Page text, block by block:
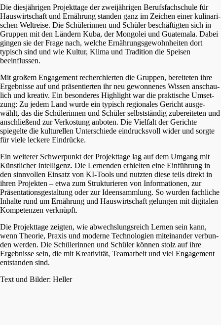
Die diesjäh­ri­gen Projekt­ta­ge der zweijäh­ri­gen Berufs­fach­schu­le für
Hauswirt­schaft und Ernäh­rung standen ganz im Zeichen einer kulina­ri­
schen Weltrei­se. Die Schüle­rin­nen und Schüler beschäf­tig­ten sich in
Gruppen mit den Ländern Kuba, der Mongo­lei und Guate­ma­la. Dabei
gingen sie der Frage nach, welche Ernäh­rungs­ge­wohn­hei­ten dort
typisch sind und wie Kultur, Klima und Tradi­ti­on die Speisen
beeinflussen.
Mit großem Engage­ment recher­chier­ten die Gruppen, berei­te­ten ihre
Ergeb­nis­se auf und präsen­tier­ten ihr neu gewon­ne­nes Wissen anschau­
lich und kreativ. Ein beson­de­res Highlight war die prakti­sche Umset­
zung: Zu jedem Land wurde ein typisch regio­na­les Gericht ausge­
wählt, das die Schüle­rin­nen und Schüler selbst­stän­dig zuberei­te­ten und
anschlie­ßend zur Verkos­tung anboten. Die Vielfalt der Gerich­te
spiegel­te die kultu­rel­len Unter­schie­de eindrucks­voll wider und sorgte
für viele lecke­re Eindrücke.
Ein weite­rer Schwer­punkt der Projekt­ta­ge lag auf dem Umgang mit
Künst­li­cher Intel­li­genz. Die Lernen­den erhiel­ten eine Einfüh­rung in
den sinnvol­len Einsatz von KI-Tools und nutzten diese teils direkt in
ihren Projek­ten – etwa zum Struk­tu­rie­ren von Infor­ma­tio­nen, zur
Präsen­ta­ti­ons­ge­stal­tung oder zur Ideen­samm­lung. So wurden fachli­che
Inhal­te rund um Ernäh­rung und Hauswirt­schaft gelun­gen mit digita­len
Kompe­ten­zen verknüpft.
Die Projekt­ta­ge zeigten, wie abwechs­lungs­reich Lernen sein kann,
wenn Theorie, Praxis und moder­ne Techno­lo­gien mitein­an­der verbun­
den werden. Die Schüle­rin­nen und Schüler können stolz auf ihre
Ergeb­nis­se sein, die mit Kreati­vi­tät, Teamar­beit und viel Engage­ment
entstan­den sind.
Text und Bilder: Heller